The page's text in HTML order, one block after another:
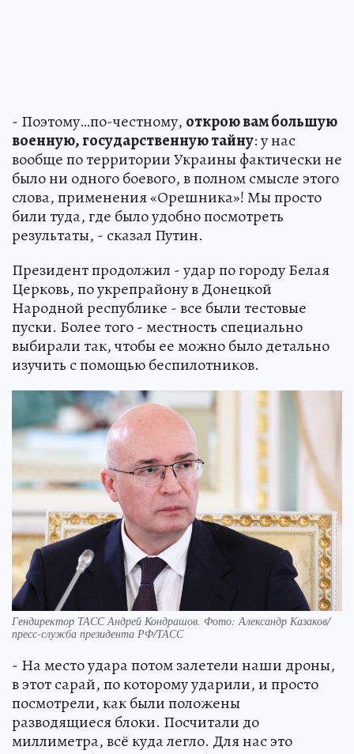
- Поэтому…по-честному, открою вам большую
военную, государственную тайну: у нас
вообще по территории Украины фактически не
было ни одного боевого, в полном смысле этого
слова, применения «Орешника»! Мы просто
били туда, где было удобно посмотреть
результаты, - сказал Путин.
Президент продолжил - удар по городу Белая
Церковь, по укрепрайону в Донецкой
Народной республике - все были тестовые
пуски. Более того - местность специально
выбирали так, чтобы ее можно было детально
изучить с помощью беспилотников.
Гендиректор ТАСС Андрей Кондрашов. Фото: Александр Казаков/
пресс-служба президента РФ/ТАСС
- На место удара потом залетели наши дроны,
в этот сарай, по которому ударили, и просто
посмотрели, как были положены
разводящиеся блоки. Посчитали до
миллиметра, всё куда легло. Для нас это